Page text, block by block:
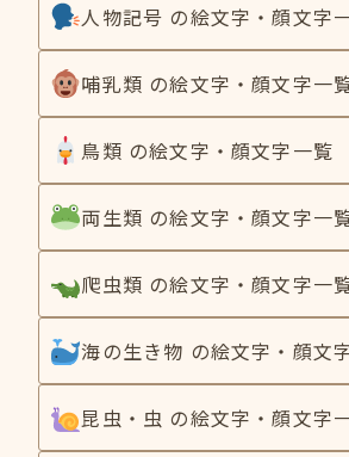
人物記号 の絵文字・顔文字
哺乳類 の絵文字・顔文字一
鳥類 の絵文字・顔文字一覧
両生類 の絵文字・顔文字一
爬虫類 の絵文字・顔文字一
海の生き物 の絵文字・顔文
昆虫・虫 の絵文字・顔文字